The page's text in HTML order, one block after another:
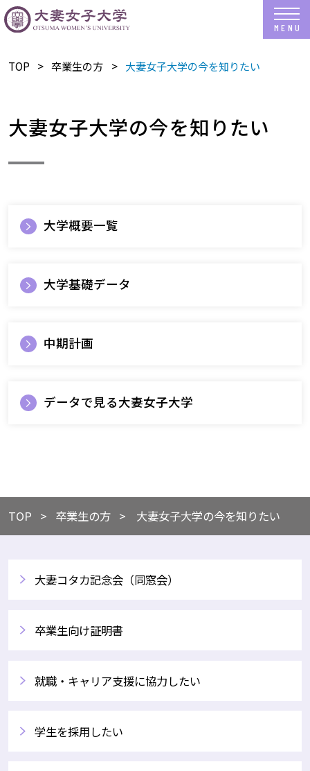
TOP 卒業生の方 大妻女子大学の今を知りたい
大妻女子大学の今を知りたい
大学概要一覧
大学基礎データ
中期計画
データで見る大妻女子大学
TOP ​卒業生の方 大妻女子大学の今を知りたい
大妻コタカ記念会（同窓会）
卒業生向け証明書
就職・キャリア支援に協力したい
学生を採用したい